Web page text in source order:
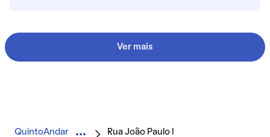
Ver mais
QuintoAndar Rua João Paulo I